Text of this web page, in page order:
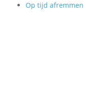
Op tijd afremmen